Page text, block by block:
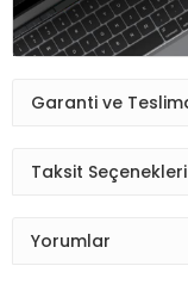
Garanti ve
Taksit Seçenekleri
Yorumlar